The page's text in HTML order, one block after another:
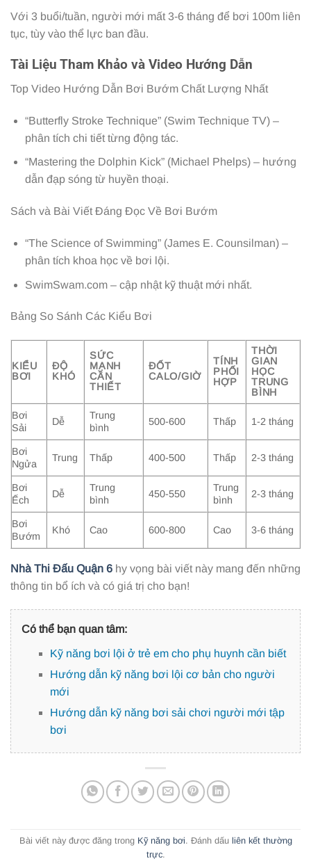
Với 3 buổi/tuần, người mới mất 3-6 tháng để bơi 100m liên
tục, tùy vào thể lực ban đầu.
Tài Liệu Tham Khảo và Video Hướng Dẫn
Top Video Hướng Dẫn Bơi Bướm Chất Lượng Nhất
“Butterfly Stroke Technique” (Swim Technique TV) –
phân tích chi tiết từng động tác.
“Mastering the Dolphin Kick” (Michael Phelps) – hướng
dẫn đạp sóng từ huyền thoại.
Sách và Bài Viết Đáng Đọc Về Bơi Bướm
“The Science of Swimming” (James E. Counsilman) –
phân tích khoa học về bơi lội.
SwimSwam.com – cập nhật kỹ thuật mới nhất.
Bảng So Sánh Các Kiểu Bơi
KIỂU
BƠI
ĐỘ
KHÓ
SỨC
MẠNH
CẦN
THIẾT
ĐỐT
CALO/GIỜ
TÍNH
PHỐI
HỢP
THỜI
GIAN
HỌC
TRUNG
BÌNH
Bơi
Sải
Dễ
Trung
bình
500-600 Thấp 1-2 tháng
Bơi
Ngửa
Trung Thấp 400-500 Thấp 2-3 tháng
Bơi
Ếch
Dễ
Trung
bình
450-550
Trung
bình
2-3 tháng
Bơi
Bướm
Khó Cao 600-800 Cao 3-6 tháng
Nhà Thi Đấu Quận 6 hy vọng bài viết này mang đến những
thông tin bổ ích và có giá trị cho bạn!
Có thể bạn quan tâm:
Kỹ năng bơi lội ở trẻ em cho phụ huynh cần biết
Hướng dẫn kỹ năng bơi lội cơ bản cho người
mới
Hướng dẫn kỹ năng bơi sải chơi người mới tập
bơi
Bài viết này được đăng trong Kỹ năng bơi. Đánh dấu liên kết thường
trực.